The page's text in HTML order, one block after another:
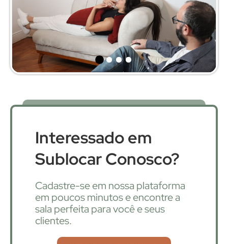
Interessado em
Sublocar Conosco?
Cadastre-se em nossa plataforma
em poucos minutos e encontre a
sala perfeita para você e seus
clientes.